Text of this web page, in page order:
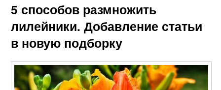
5 способов размножить
лилейники. Добавление статьи
в новую подборку